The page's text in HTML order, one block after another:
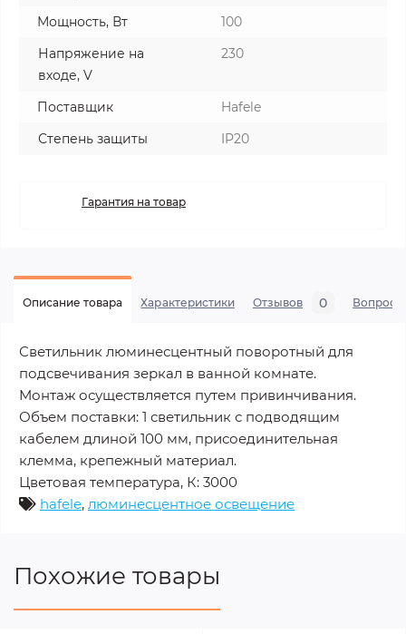
Мощность, Вт
100
Напряжение на
входе, V
230
Поставщик
Hafele
Степень защиты
IP20
Гарантия на товар
Описание товара Характеристики Отзывов 0 Вопросы
Светильник люминесцентный поворотный для
подсвечивания зеркал в ванной комнате.
Монтаж осуществляется путем привинчивания.
Объем поставки: 1 светильник с подводящим
кабелем длиной 100 мм, присоединительная
клемма, крепежный материал.
Цветовая температура, К: 3000
hafele, люминесцентное освещение
Похожие товары